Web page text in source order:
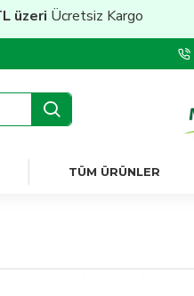
Ücretsiz Kargo
TÜM ÜRÜNLER